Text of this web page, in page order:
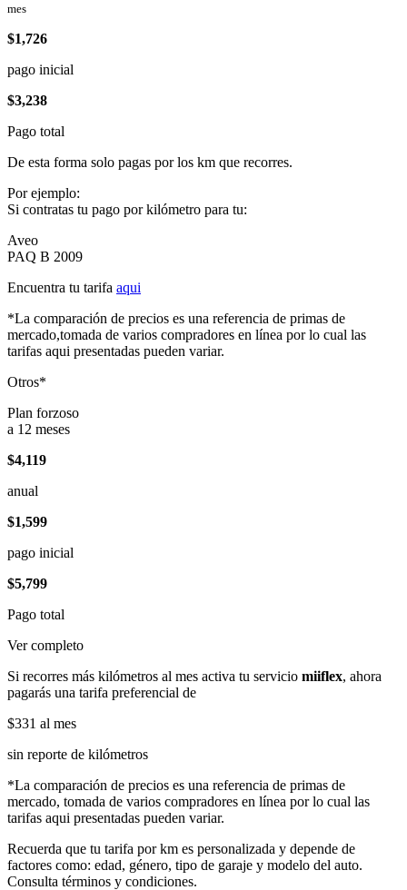
mes
$1,726
pago inicial
$3,238
Pago total
De esta forma solo pagas por los km que recorres.
Por ejemplo:
Si contratas tu pago por kilómetro para tu:
Aveo
PAQ B 2009
Encuentra tu tarifa aqui
*La comparación de precios es una referencia de primas de
mercado,tomada de varios compradores en línea por lo cual las
tarifas aqui presentadas pueden variar.
Otros*
Plan forzoso
a 12 meses
$4,119
anual
$1,599
pago inicial
$5,799
Pago total
Ver completo
Si recorres más kilómetros al mes activa tu servicio miiflex, ahora
pagarás una tarifa preferencial de
$331 al mes
sin reporte de kilómetros
*La comparación de precios es una referencia de primas de
mercado, tomada de varios compradores en línea por lo cual las
tarifas aqui presentadas pueden variar.
Recuerda que tu tarifa por km es personalizada y depende de
factores como: edad, género, tipo de garaje y modelo del auto.
Consulta términos y condiciones.